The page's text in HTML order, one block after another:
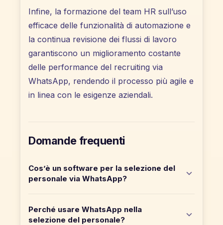
Infine, la formazione del team HR sull’uso
efficace delle funzionalità di automazione e
la continua revisione dei flussi di lavoro
garantiscono un miglioramento costante
delle performance del recruiting via
WhatsApp, rendendo il processo più agile e
in linea con le esigenze aziendali.
Domande frequenti
Cos’è un software per la selezione del
personale via WhatsApp?
Perché usare WhatsApp nella
selezione del personale?